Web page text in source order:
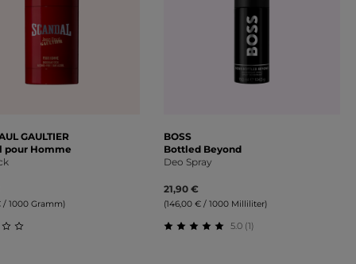
GAULTIER
pour Homme
/ 1000 Gramm)
BOSS
Bottled Beyond
Deo Spray
21,90 €
(146,00 € / 1000 Milliliter)
5.0 (1)